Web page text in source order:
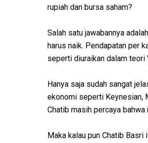
rupiah dan bursa saham?
Salah satu jawabannya
harus naik. Pendapatan per
seperti diuraikan dalam teori
Hanya saja sudah sangat
ekonomi seperti Keynesian,
Chatib masih percaya bahwa
Maka kalau pun Chatib